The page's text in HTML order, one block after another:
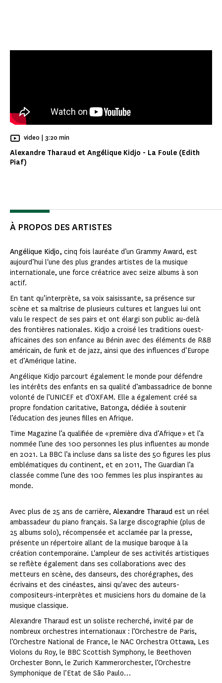
Alexandre Tharaud et Angélique Kidjo - La Foule (Edith
Piaf)
video | Temps de Lecture
3:20 min
À PROPOS DES ARTISTES
Angélique Kidjo, cinq fois lauréate d’un Grammy Award, est
aujourd’hui l'une des plus grandes artistes de la musique
internationale, une force créatrice avec seize albums à son
actif.
En tant qu’interprète, sa voix saisissante, sa présence sur
scène et sa maîtrise de plusieurs cultures et langues lui ont
valu le respect de ses pairs et ont élargi son public au-delà
des frontières nationales. Kidjo a croisé les traditions ouest-
africaines des son enfance au Bénin avec des éléments de R&B
américain, de funk et de jazz, ainsi que des influences d’Europe
et d’Amérique latine.
Angélique Kidjo parcourt également le monde pour défendre
les intérêts des enfants en sa qualité d’ambassadrice de bonne
volonté de l’UNICEF et d’OXFAM. Elle a également créé sa
propre fondation caritative, Batonga, dédiée à soutenir
l’éducation des jeunes filles en Afrique.
Time Magazine l’a qualifiée de « première diva d’Afrique » et l’a
nommée l’une des 100 personnes les plus influentes au monde
en 2021. La BBC l’a incluse dans sa liste des 50 figures les plus
emblématiques du continent, et en 2011, The Guardian l’a
classée comme l’une des 100 femmes les plus inspirantes au
monde.
Avec plus de 25 ans de carrière, Alexandre Tharaud est un réel
ambassadeur du piano français. Sa large discographie (plus de
25 albums solo), récompensée et acclamée par la presse,
présente un répertoire allant de la musique baroque à la
création contemporaine. L'ampleur de ses activités artistiques
se reflète également dans ses collaborations avec des
metteurs en scène, des danseurs, des chorégraphes, des
écrivains et des cinéastes, ainsi qu'avec des auteurs-
compositeurs-interprètes et musiciens hors du domaine de la
musique classique.
Alexandre Tharaud est un soliste recherché, invité par de
nombreux orchestres internationaux : l’Orchestre de Paris,
l’Orchestre National de France, le NAC Orchestra Ottawa, Les
Violons du Roy, le BBC Scottish Symphony, le Beethoven
Orchester Bonn, le Zurich Kammerorchester, l’Orchestre
Symphonique de l’Etat de São Paulo…